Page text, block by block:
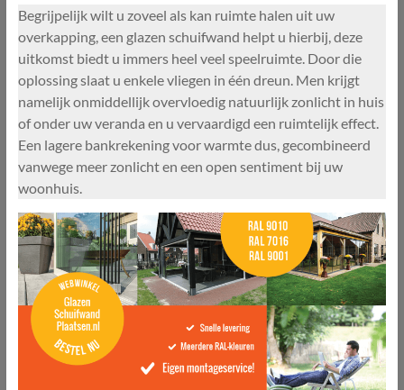
Begrijpelijk wilt u zoveel als kan ruimte halen uit uw
overkapping, een glazen schuifwand helpt u hierbij, deze
uitkomst biedt u immers heel veel speelruimte. Door die
oplossing slaat u enkele vliegen in één dreun. Men krijgt
namelijk onmiddellijk overvloedig natuurlijk zonlicht in huis
of onder uw veranda en u vervaardigd een ruimtelijk effect.
Een lagere bankrekening voor warmte dus, gecombineerd
vanwege meer zonlicht en een open sentiment bij uw
woonhuis.